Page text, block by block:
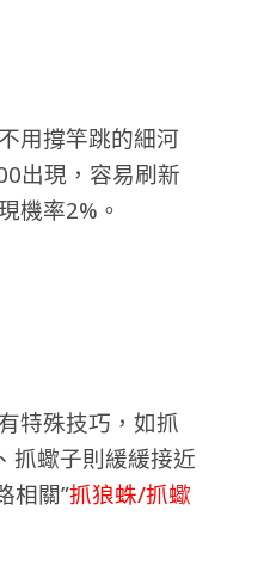
用撐竿跳的細河
出現，容易刷新
機率2%。
特殊技巧，如抓
抓蠍子則緩緩接近
相關”抓狼蛛/抓蠍